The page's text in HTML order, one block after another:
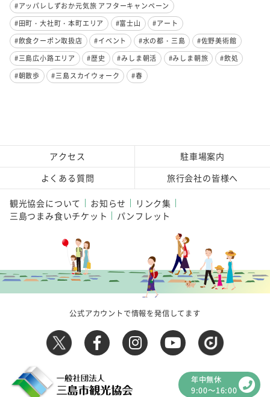
#アッパレしずおか元気旅 アフターキャンペーン
#田町・大社町・本町エリア
#富士山
#アート
#飲食クーポン取扱店
#イベント #水の都・三島
#佐野美術館
#三島広小路エリア
#歴史 #みしま朝活 #みしま朝旅
#飲処
#朝散歩
#三島スカイウォーク #春
アクセス
駐車場案内
よくある質問
旅行会社の皆様へ
観光協会について お知らせ
リンク集
三島つまみ食いチケット
パンフレット
公式アカウントで情報を発信してます
年中無休
9:00～16:00